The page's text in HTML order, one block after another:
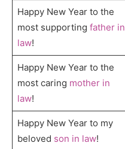
Happy New Year to the
most supporting father in
law!
Happy New Year to the
most caring mother in
law!
Happy New Year to my
beloved son in law!